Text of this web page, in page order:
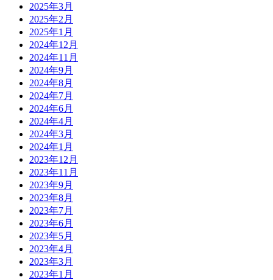
2025年3月
2025年2月
2025年1月
2024年12月
2024年11月
2024年9月
2024年8月
2024年7月
2024年6月
2024年4月
2024年3月
2024年1月
2023年12月
2023年11月
2023年9月
2023年8月
2023年7月
2023年6月
2023年5月
2023年4月
2023年3月
2023年1月